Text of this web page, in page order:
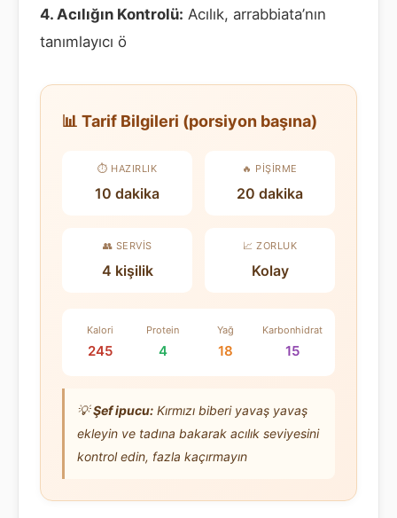
4. Acılığın Kontrolü: Acılık, arrabbiata’nın
tanımlayıcı ö
📊 Tarif Bilgileri (porsiyon başına)
⏱️ HAZIRLIK
10 dakika
🔥 PIŞIRME
20 dakika
👥 SERVIS
4 kişilik
📈 ZORLUK
Kolay
Kalori
245
Protein
4
Yağ
18
Karbonhidrat
15
💡Şef ipucu: Kırmızı biberi yavaş yavaş
ekleyin ve tadına bakarak acılık seviyesini
kontrol edin, fazla kaçırmayın